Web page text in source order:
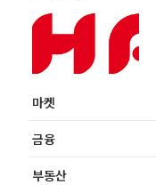
마켓
금융
부동산